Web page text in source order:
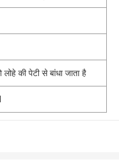
की पेटी से बांधा जाता है